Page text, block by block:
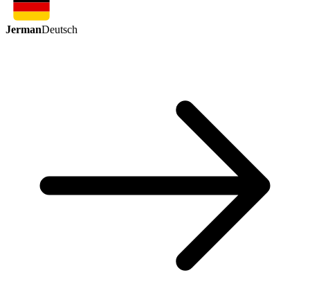
JermanDeutsch